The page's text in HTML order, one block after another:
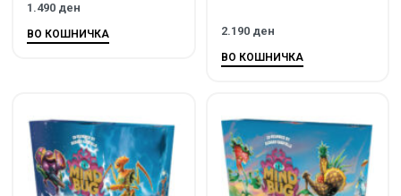
1.490 ден
ВО КОШНИЧКА 2.190 ден
ВО КОШНИЧКА